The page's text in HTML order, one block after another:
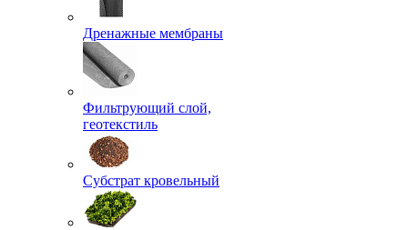
Дренажные мембраны
Фильтрующий слой,
геотекстиль
Субстрат кровельный